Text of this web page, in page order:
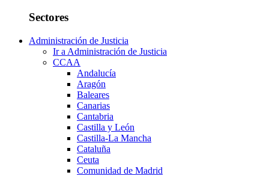
Sectores
Administración de Justicia
Ir a Administración de Justicia
CCAA
Andalucía
Aragón
Baleares
Canarias
Cantabria
Castilla y León
Castilla-La Mancha
Cataluña
Ceuta
Comunidad de Madrid